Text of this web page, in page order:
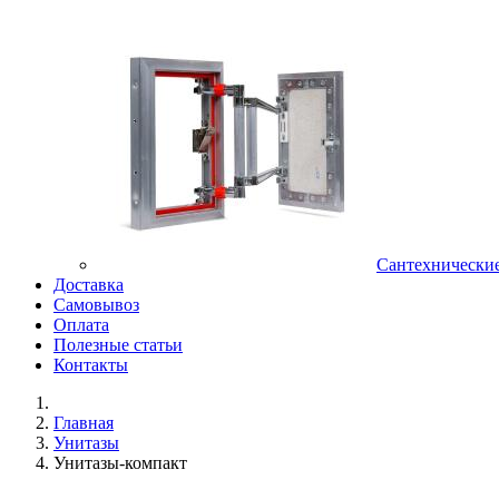
Доставка
Самовывоз
Оплата
Полезные статьи
Контакты
Главная
Унитазы
Унитазы-компакт